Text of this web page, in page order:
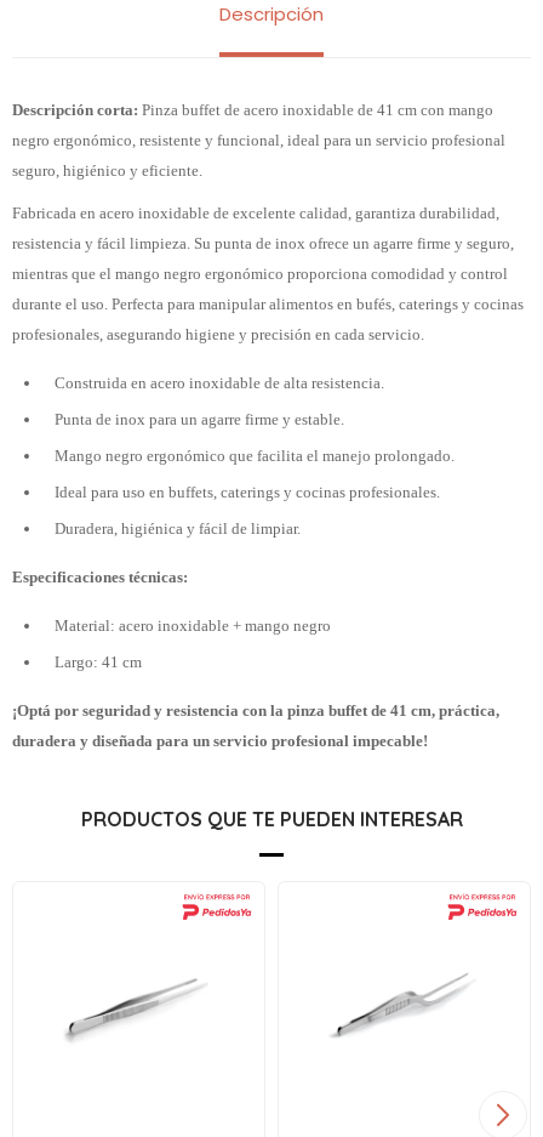
Descripción
Descripción corta: Pinza buffet de acero inoxidable de 41 cm con mango
negro ergonómico, resistente y funcional, ideal para un servicio profesional
seguro, higiénico y eficiente.
Fabricada en acero inoxidable de excelente calidad, garantiza durabilidad,
resistencia y fácil limpieza. Su punta de inox ofrece un agarre firme y seguro,
mientras que el mango negro ergonómico proporciona comodidad y control
durante el uso. Perfecta para manipular alimentos en bufés, caterings y cocinas
profesionales, asegurando higiene y precisión en cada servicio.
Construida en acero inoxidable de alta resistencia.
Punta de inox para un agarre firme y estable.
Mango negro ergonómico que facilita el manejo prolongado.
Ideal para uso en buffets, caterings y cocinas profesionales.
Duradera, higiénica y fácil de limpiar.
Especificaciones técnicas:
Material: acero inoxidable + mango negro
Largo: 41 cm
¡Optá por seguridad y resistencia con la pinza buffet de 41 cm, práctica,
duradera y diseñada para un servicio profesional impecable!
PRODUCTOS QUE TE PUEDEN INTERESAR